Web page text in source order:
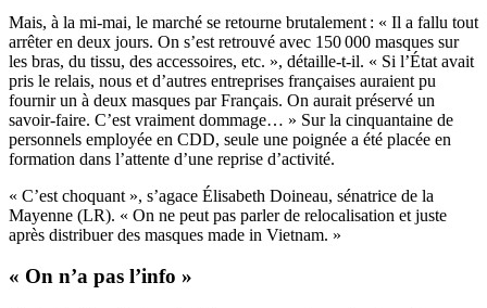
Mais, à la mi-mai, le marché se retourne brutalement : « Il a fallu tout
arrêter en deux jours. On s’est retrouvé avec 150 000 masques sur
les bras, du tissu, des accessoires, etc. », détaille-t-il. « Si l’État avait
pris le relais, nous et d’autres entreprises françaises auraient pu
fournir un à deux masques par Français. On aurait préservé un
savoir-faire. C’est vraiment dommage… » Sur la cinquantaine de
personnels employée en CDD, seule une poignée a été placée en
formation dans l’attente d’une reprise d’activité.
« C’est choquant », s’agace Élisabeth Doineau, sénatrice de la
Mayenne (LR). « On ne peut pas parler de relocalisation et juste
après distribuer des masques made in Vietnam. »
« On n’a pas l’info »